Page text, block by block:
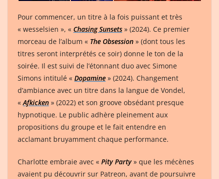
Pour commencer, un titre à la fois puissant et très
« wesselsien », « Chasing Sunsets » (2024). Ce premier
morceau de l’album « The Obsession » (dont tous les
titres seront interprétés ce soir) donne le ton de la
soirée. Il est suivi de l’étonnant duo avec Simone
Simons intitulé « Dopamine » (2024). Changement
d’ambiance avec un titre dans la langue de Vondel,
« Afkicken » (2022) et son groove obsédant presque
hypnotique. Le public adhère pleinement aux
propositions du groupe et le fait entendre en
acclamant bruyamment chaque performance.
Charlotte embraie avec « Pity Party» que les mécènes
avaient pu découvrir sur Patreon, avant de poursuivre